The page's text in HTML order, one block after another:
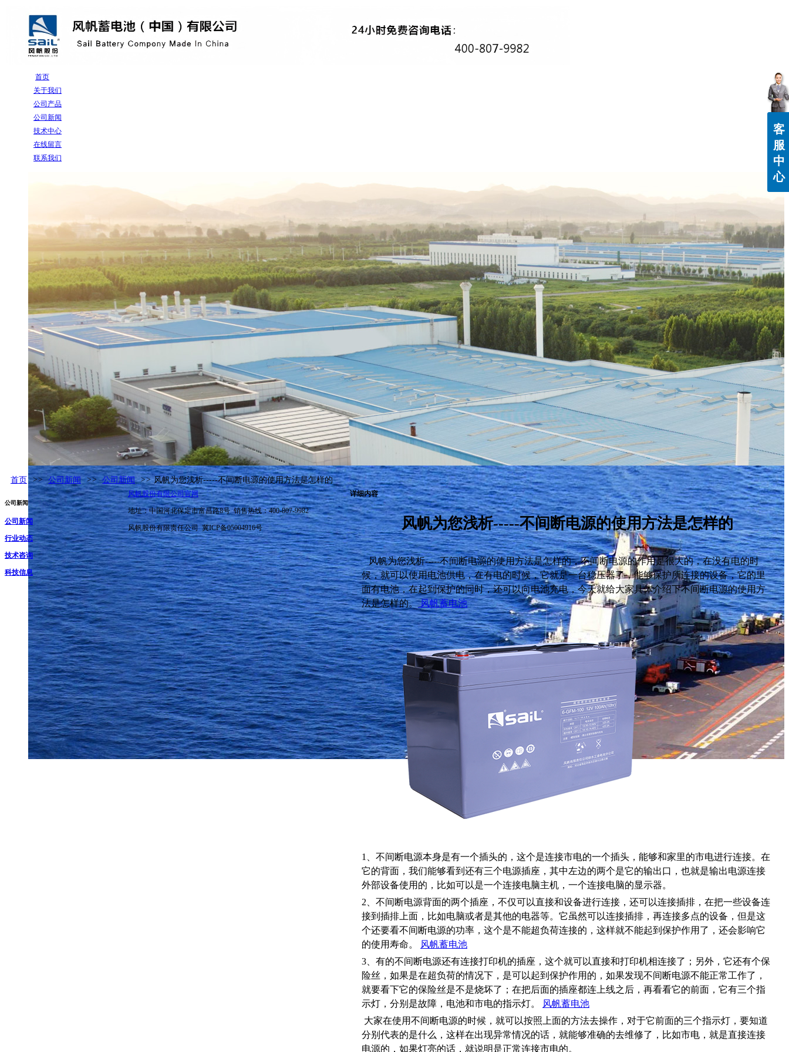
首页
关于我们
公司产品
公司新闻
技术中心
在线留言
联系我们
首页 >> 公司新闻 >> 公司新闻 >> 风帆为您浅析-----不间断电源的使用方法是怎样的
详细内容
风帆为您浅析-----不间断电源的使用方法是怎样的
风帆为您浅析-----不间断电源的使用方法是怎样的，不间断电源的作用是很大的，在没有电的时
候，就可以使用电池供电，在有电的时候，它就是一台稳压器了，能够保护所连接的设备，它的里
面有电池，在起到保护的同时，还可以向电池充电，今天就给大家具体介绍下不间断电源的使用方
法是怎样的。风帆蓄电池
1、不间断电源本身是有一个插头的，这个是连接市电的一个插头，能够和家里的市电进行连接。在
它的背面，我们能够看到还有三个电源插座，其中左边的两个是它的输出口，也就是输出电源连接
外部设备使用的，比如可以是一个连接电脑主机，一个连接电脑的显示器。
2、不间断电源背面的两个插座，不仅可以直接和设备进行连接，还可以连接插排，在把一些设备连
接到插排上面，比如电脑或者是其他的电器等。它虽然可以连接插排，再连接多点的设备，但是这
个还要看不间断电源的功率，这个是不能超负荷连接的，这样就不能起到保护作用了，还会影响它
的使用寿命。
风帆蓄电池
3、有的不间断电源还有连接打印机的插座，这个就可以直接和打印机相连接了；另外，它还有个保
险丝，如果是在超负荷的情况下，是可以起到保护作用的，如果发现不间断电源不能正常工作了，
就要看下它的保险丝是不是烧坏了；在把后面的插座都连上线之后，再看看它的前面，它有三个指
示灯，分别是故障，电池和市电的指示灯。
风帆蓄电池
大家在使用不间断电源的时候，就可以按照上面的方法去操作，对于它前面的三个指示灯，要知道
分别代表的是什么，这样在出现异常情况的话，就能够准确的去维修了，比如市电，就是直接连接
电源的，如果灯亮的话，就说明是正常连接市电的。
公司新闻
公司新闻
行业动态
技术咨询
科技信息
风帆股份有限公司官网
地址：中国河北保定市富昌路8号 销售热线：400-807-9982
风帆股份有限责任公司 冀ICP备05004916号
客
服
中
心